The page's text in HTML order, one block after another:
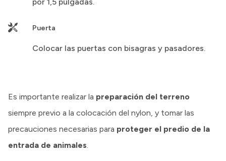
Puerta
Colocar las puertas con bisagras y pasadores.
Es importante realizar la preparación del terreno
siempre previo a la colocación del nylon, y tomar las
precauciones necesarias para proteger el predio de la
entrada de animales.